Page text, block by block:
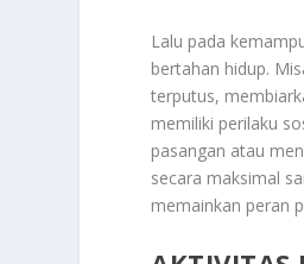
Lalu pada
bertahan hidup.
terputus,
memiliki perilaku
pasangan atau
secara maksimal
memainkan peran